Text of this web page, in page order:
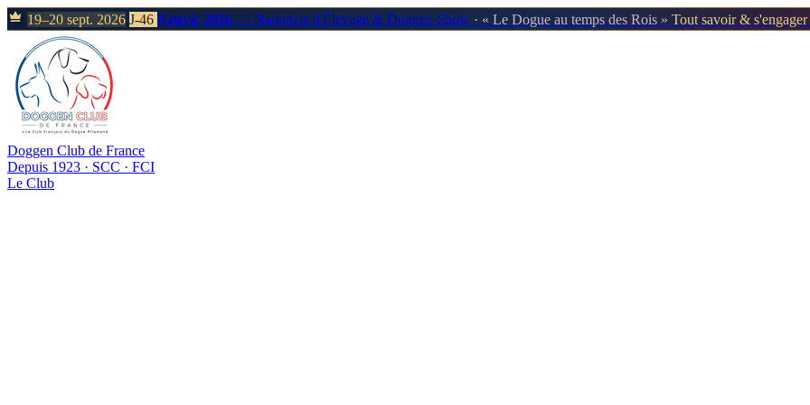
19–20 sept. 2026 J-46 Neuvic 2026 — Nationale d'Élevage & Doggen Show · « Le Dogue au temps des Rois » Tout savoir &
Doggen Club de France
Depuis 1923 · SCC · FCI
Le Club